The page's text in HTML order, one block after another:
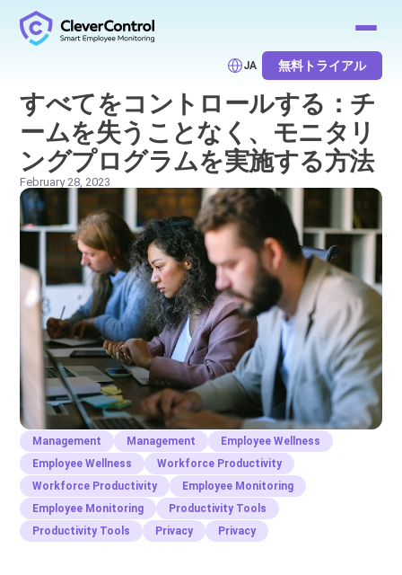
JA 無料トライアル
すべてをコントロールする：チ
ームを失うことなく、モニタリ
ングプログラムを実施する方法
February 28, 2023
Management Management
Employee Wellness
Employee Wellness
Workforce Productivity
Workforce Productivity
Employee Monitoring
Employee Monitoring
Productivity Tools
Productivity Tools
Privacy Privacy